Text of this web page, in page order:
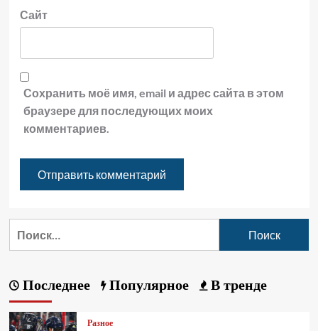
Сайт
Сохранить моё имя, email и адрес сайта в этом
браузере для последующих моих
комментариев.
Последнее Популярное В тренде
Разное